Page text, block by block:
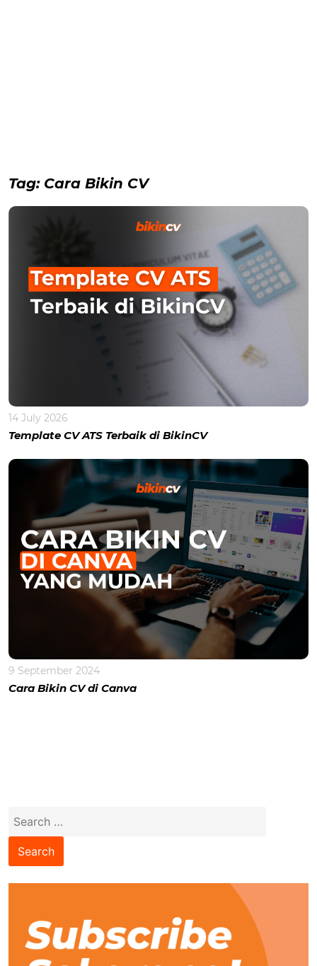
Tag: Cara Bikin CV
14 July 2026
Template CV ATS Terbaik di BikinCV
9 September 2024
Cara Bikin CV di Canva
Search